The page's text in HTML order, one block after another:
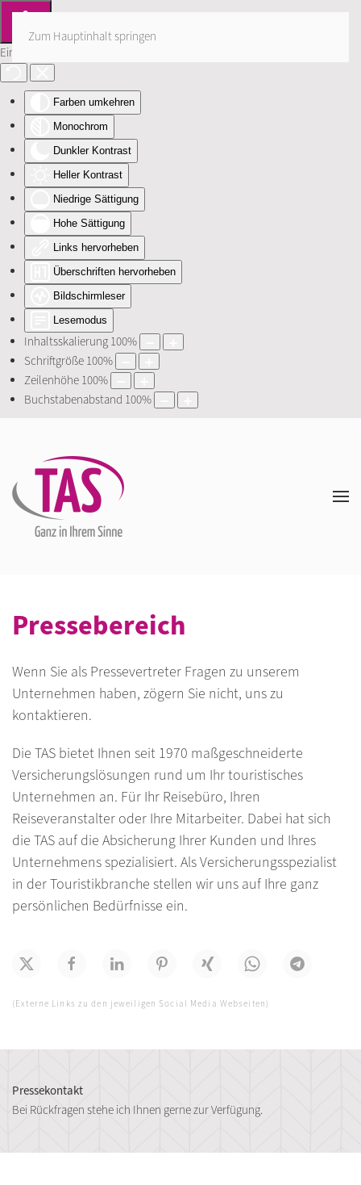
Eingabehilfen öffnen
Farben umkehren
Monochrom
Dunkler Kontrast
Heller Kontrast
Niedrige Sättigung
Hohe Sättigung
Links hervorheben
Überschriften hervorheben
Bildschirmleser
Lesemodus
Inhaltsskalierung100%
Schriftgröße100%
Zeilenhöhe100%
Buchstabenabstand 100%
Zum Hauptinhalt springen
Pressebereich
Wenn Sie als Pressevertreter Fragen zu unserem
Unternehmen haben, zögern Sie nicht, uns zu
kontaktieren.
Die TAS bietet Ihnen seit 1970 maßgeschneiderte
Versicherungslösungen rund um Ihr touristisches
Unternehmen an. Für Ihr Reisebüro, Ihren
Reiseveranstalter oder Ihre Mitarbeiter. Dabei hat sich
die TAS auf die Absicherung Ihrer Kunden und Ihres
Unternehmens spezialisiert. Als Versicherungsspezialist
in der Touristikbranche stellen wir uns auf Ihre ganz
persönlichen Bedürfnisse ein.
(Externe Links zu den jeweiligen Social Media Webseiten)
Pressekontakt
Bei Rückfragen stehe ich Ihnen gerne zur Verfügung.